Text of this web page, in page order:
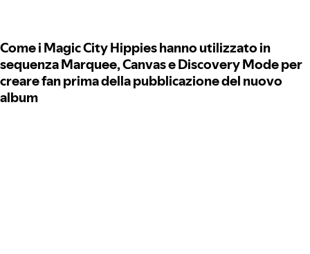
Come i Magic City Hippies hanno utilizzato in
sequenza Marquee, Canvas e Discovery Mode per
creare fan prima della pubblicazione del nuovo
album